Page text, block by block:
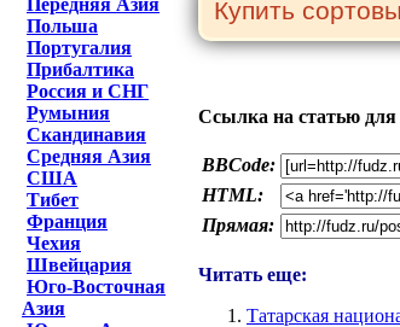
Передняя Азия
Польша
Португалия
Прибалтика
Россия и СНГ
Румыния
Скандинавия
Средняя Азия
США
Тибет
Франция
Чехия
Швейцария
Юго-Восточная
Азия
Ссылка на статью
BBCode:
HTML:
Прямая:
Читать еще:
Татарская